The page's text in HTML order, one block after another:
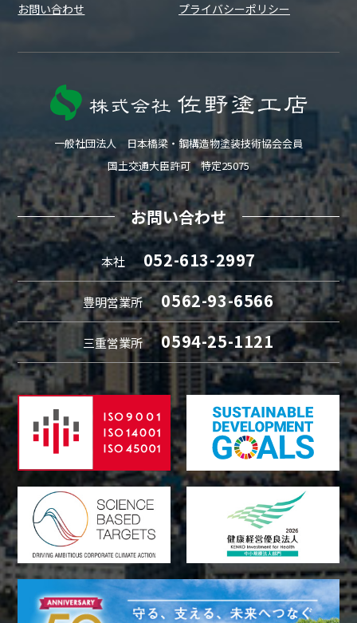
お問い合わせ プライバシーポリシー
一般社団法人 日本橋梁・鋼構造物塗装技術協会会員
国土交通大臣許可 特定25075
お問い合わせ
本社 052-613-2997
豊明営業所 0562-93-6566
三重営業所 0594-25-1121